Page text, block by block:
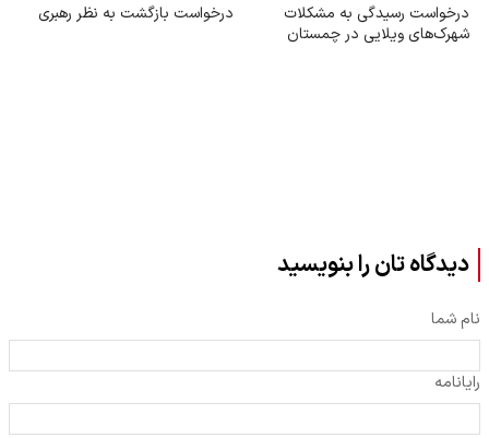
درخواست رسیدگی به مشکلات
شهرک‌های ویلایی در چمستان
درخواست بازگشت به نظر رهبری
دیدگاه تان را بنویسید
نام شما
رایانامه